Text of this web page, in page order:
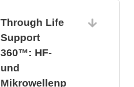
Through Life
Support
360™: HF-
und
Mikrowellenp